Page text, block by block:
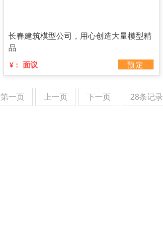
长春建筑模型公司，用心创造大量模型精
品
¥： 面议 预定
第一页 上一页 下一页 28条记录